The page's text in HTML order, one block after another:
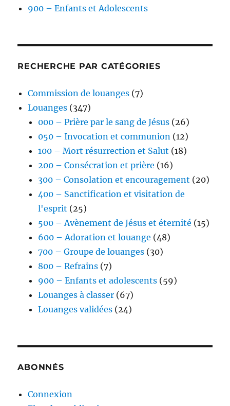
900 – Enfants et Adolescents
RECHERCHE PAR CATÉGORIES
Commission de louanges (7)
Louanges (347)
000 – Prière par le sang de Jésus (26)
050 – Invocation et communion (12)
100 – Mort résurrection et Salut (18)
200 – Consécration et prière (16)
300 – Consolation et encouragement (20)
400 – Sanctification et visitation de
l'esprit (25)
500 – Avènement de Jésus et éternité (15)
600 – Adoration et louange (48)
700 – Groupe de louanges (30)
800 – Refrains (7)
900 – Enfants et adolescents (59)
Louanges à classer (67)
Louanges validées (24)
ABONNÉS
Connexion